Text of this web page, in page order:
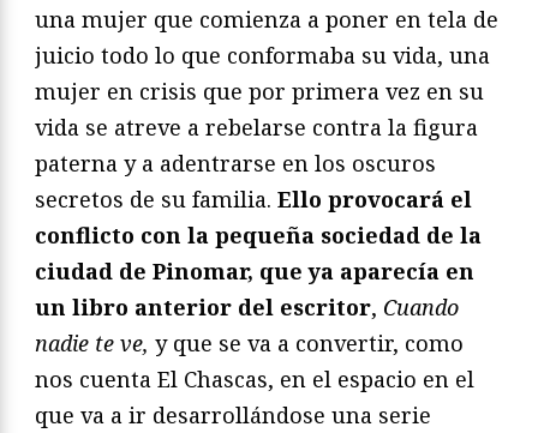
una mujer que comienza a poner en tela de
juicio todo lo que conformaba su vida, una
mujer en crisis que por primera vez en su
vida se atreve a rebelarse contra la figura
paterna y a adentrarse en los oscuros
secretos de su familia. Ello provocará el
conflicto con la pequeña sociedad de la
ciudad de Pinomar, que ya aparecía en
un libro anterior del escritor, Cuando
nadie te ve, y que se va a convertir, como
nos cuenta El Chascas, en el espacio en el
que va a ir desarrollándose una serie